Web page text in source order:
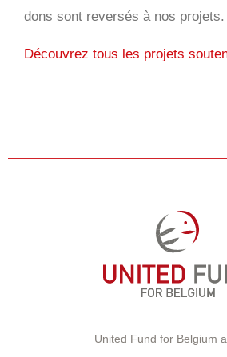
dons sont reversés à nos projets.
Découvrez tous les projets
United Fund for Belgium